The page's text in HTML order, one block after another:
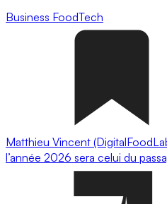
Business FoodTech
Matthieu Vincent
l’année 2026 sera celui du